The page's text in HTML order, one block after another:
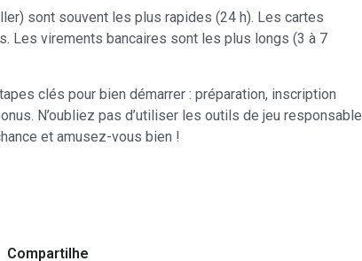
sont souvent les plus rapides (24 h). Les cartes
Les virements bancaires sont les plus longs (3 à 7
clés pour bien démarrer : préparation, inscription
N’oubliez pas d’utiliser les outils de jeu responsable
et amusez-vous bien !
Compartilhe